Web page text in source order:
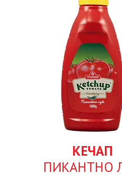
КЕЧАП
ПИКАНТНО